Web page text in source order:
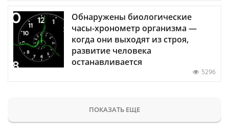
Обнаружены биологические
часы-хронометр организма —
когда они выходят из строя,
развитие человека
останавливается
5296
ПОКАЗАТЬ ЕЩЕ